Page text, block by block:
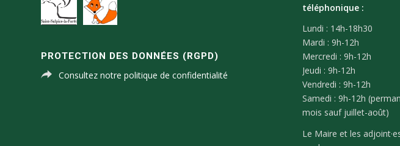
PROTECTION DES DONNÉES (RGPD)
Consultez notre politique de confidentialité
téléphonique :
Lundi : 14h-18h30
Mardi : 9h-12h
Mercredi : 9h-12h
Jeudi : 9h-12h
Vendredi : 9h-12h
Samedi : 9h-12h
mois sauf juillet-août)
Le Maire et les